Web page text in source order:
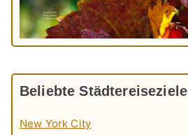
Beliebte Städtereiseziele
New York City